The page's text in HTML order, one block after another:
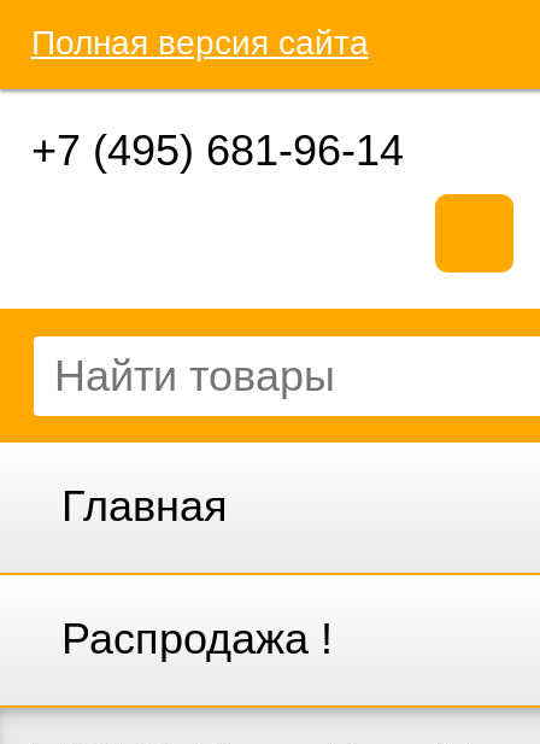
Полная версия сайта
+7 (495) 681-96-14
Главная
Распродажа !